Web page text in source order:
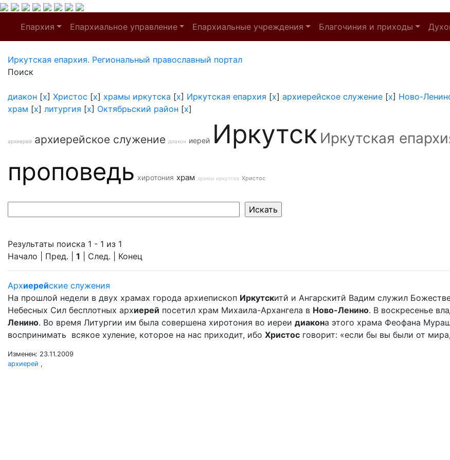
Епархия Епархиальное управление Епархиальные учреждения Благочиния и приходы
Иркутская епархия. Региональный православный портал
Поиск
диакон [x] Христос [x] храмы иркутска [x] Иркутская епархия [x] архиерейское служение [x] Ново-
храм [x] литургия [x] Октябрьский район [x]
архиерей архиерейское служение диакон иерей Иркутск Иркутская
проповедь хиротония храм храмы иркутска Христос
Результаты поиска 1 - 1 из 1
Начало | Пред. | 1 | След. | Конец
Архиерейские служения
На прошлой недели в двух храмах города архиепископ Иркутскитй и Ангарскитй Вадим служил
Небесных Сил бесплотных архиерей посетил храм Михаила-Архангела в Ново-Ленино. В воскресенье
Ленино. Во время Литургии им была совершена хиротония во иереи диакона этого храма Феофана
воспринимать всякое хуление, которое на нас приходит, ибо Христос говорит: «если бы вы были от
Изменен: 23.11.2009
архиерей ,